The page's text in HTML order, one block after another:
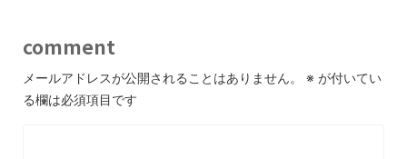
comment
メールアドレスが公開されることはありません。 ※ が付いてい
る欄は必須項目です